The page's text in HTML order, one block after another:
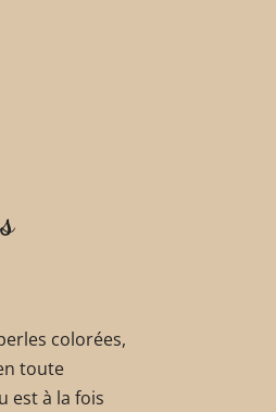
colorées,
toute
est à la fois